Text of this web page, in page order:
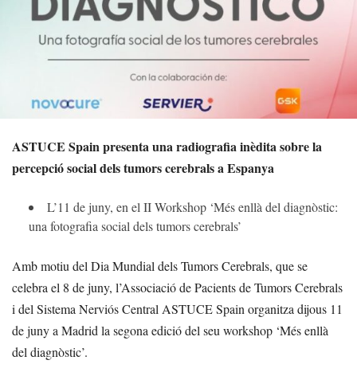
ASTUCE Spain presenta una radiografia inèdita sobre la
percepció social dels tumors cerebrals a Espanya
L’11 de juny, en el II Workshop ‘Més enllà del diagnòstic:
una fotografia social dels tumors cerebrals’
Amb motiu del Dia Mundial dels Tumors Cerebrals, que se
celebra el 8 de juny, l’Associació de Pacients de Tumors Cerebrals
i del Sistema Nerviós Central ASTUCE Spain organitza dijous 11
de juny a Madrid la segona edició del seu workshop ‘Més enllà
del diagnòstic’.